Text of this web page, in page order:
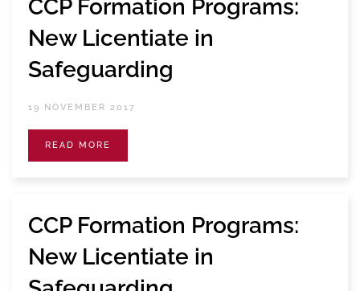
CCP Formation Programs:
New Licentiate in
Safeguarding
19 NOVEMBER 2017
READ MORE
CCP Formation Programs:
New Licentiate in